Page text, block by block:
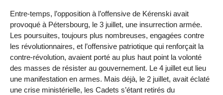
Entre-temps, l’opposition à l’offensive de Kérenski avait
provoqué à Pétersbourg, le 3 juillet, une insurrection armée.
Les poursuites, toujours plus nombreuses, engagées contre
les révolutionnaires, et l’offensive patriotique qui renforçait la
contre-révolution, avaient porté au plus haut point la volonté
des masses de résister au gouvernement. Le 4 juillet eut lieu
une manifestation en armes. Mais déjà, le 2 juillet, avait éclaté
une crise ministérielle, les Cadets s’étant retirés du